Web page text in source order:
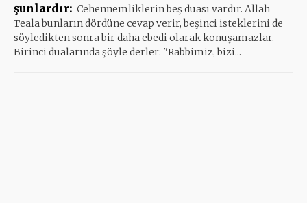
şunlardır: Cehennemliklerin beş duası vardır. Allah
Teala bunların dördüne cevap verir, beşinci isteklerini de
söyledikten sonra bir daha ebedi olarak konuşamazlar.
Birinci dualarında şöyle derler: ''Rabbimiz, bizi...